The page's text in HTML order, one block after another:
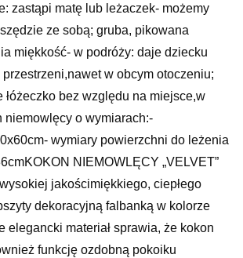
zastąpi matę lub leżaczek- możemy
ze sobą; gruba, pikowana
miękkość- w podróży: daje dziecku
przestrzeni,nawet w obcym otoczeniu;
łóżeczko bez względu na miejsce,w
niemowlęcy o wymiarach:-
wymiary powierzchni do leżenia
NIEMOWLĘCY „VELVET”
jakościmiękkiego, ciepłego
dekoracyjną falbanką w kolorze
elegancki materiał sprawia, że kokon
funkcję ozdobną pokoiku